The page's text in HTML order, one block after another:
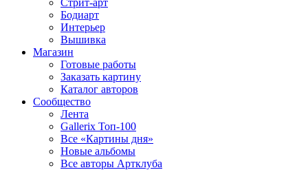
Стрит-арт
Бодиарт
Интерьер
Вышивка
Магазин
Готовые работы
Заказать картину
Каталог авторов
Сообщество
Лента
Gallerix Топ-100
Все «Картины дня»
Новые альбомы
Все авторы Артклуба